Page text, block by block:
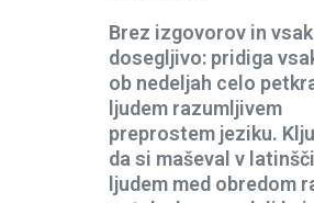
Brez izgovorov in
dosegljivo: pridiga
ob nedeljah celo
ljudem razumljivem
preprostem jeziku.
da si maševal v
ljudem med obredom